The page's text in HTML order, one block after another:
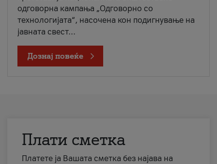
одговорна кампања „Одговорно со
технологијата“, насочена кон подигнување на
јавната свест...
Дознај повеќе
Плати сметка
Платете ја Вашата сметка без најава на